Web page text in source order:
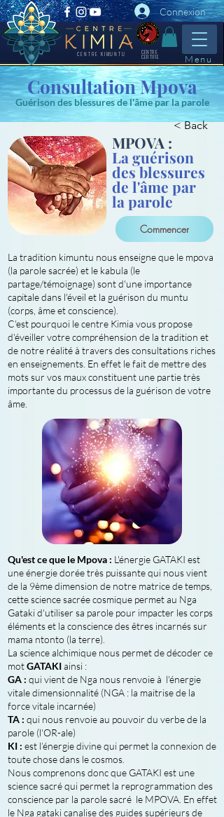
Menu
Connexion
CENTRE KIMUNTU CENTRE
CERTIFIE
Consultation Mpova
Guérison des blessures de l'âme par la parole
MPOVA :
La guérison
des blessures
de l'âme par
la parole
< Back
Commencer
La tradition kimuntu nous enseigne que le mpova
(la parole sacrée) et le kabula (le
partage/témoignage) sont d'une importance
capitale dans l'éveil et la guérison du muntu
(corps, âme et conscience).
C'est pourquoi le centre Kimia vous propose
d'éveiller votre compréhension de la tradition et
de notre réalité à travers des consultations riches
en enseignements. En effet le fait de mettre des
mots sur vos maux constituent une partie très
importante du processus de la guérison de votre
âme.
Qu'est ce que le Mpova : L'énergie GATAKI est
une énergie dorée très puissante qui nous vient
de la 9ème dimension de notre matrice de temps,
cette science sacrée cosmique permet au Nga
Gataki d'utiliser sa parole pour impacter les corps
éléments et la conscience des êtres incarnés sur
mama ntonto (la terre).
La science alchimique nous permet de décoder ce
motGATAKIainsi :
GA : qui vient de Nga nous renvoie à l'énergie
vitale dimensionnalité (NGA : la maitrise de la
force vitale incarnée)
TA : qui nous renvoie au pouvoir du verbe de la
parole (l'OR-ale)
KI : est l’énergie divine qui permet la connexion de
toute chose dans le cosmos.
Nous comprenons donc que GATAKI est une
science sacré qui permet la reprogrammation des
conscience par la parole sacré le MPOVA. En effet
le Nga gataki canalise des guides supérieurs de